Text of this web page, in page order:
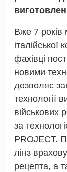
Вже 7 років
італійської
фахівці
новими
дозволяє
технології
військових
за
PROJECT.
лінз
рецепта, а